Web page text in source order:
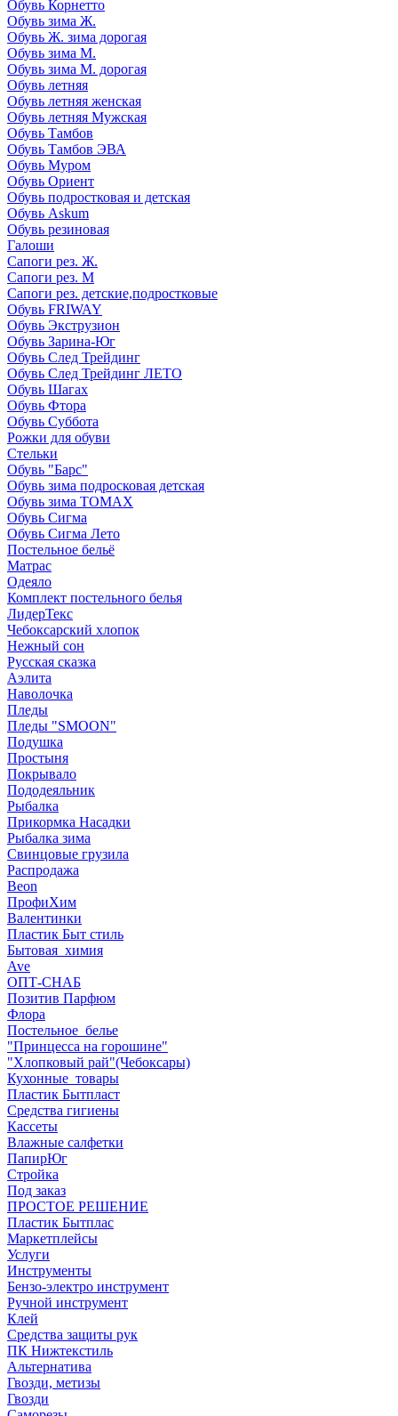
Обувь Корнетто
Обувь зима Ж.
Обувь Ж. зима дорогая
Обувь зима М.
Обувь зима М. дорогая
Обувь летняя
Обувь летняя женская
Обувь летняя Мужская
Обувь Тамбов
Обувь Тамбов ЭВА
Обувь Муром
Обувь Ориент
Обувь подростковая и детская
Обувь Askum
Обувь резиновая
Галоши
Сапоги рез. Ж.
Сапоги рез. М
Сапоги рез. детские,подростковые
Обувь FRIWAY
Обувь Экструзион
Обувь Зарина-Юг
Обувь След Трейдинг
Обувь След Трейдинг ЛЕТО
Обувь Шагах
Обувь Фтора
Обувь Суббота
Рожки для обуви
Стельки
Обувь "Барс"
Обувь зима подросковая детская
Обувь зима ТОМАХ
Обувь Сигма
Обувь Сигма Лето
Постельное бельё
Матрас
Одеяло
Комплект постельного белья
ЛидерТекс
Чебоксарский хлопок
Нежный сон
Русская сказка
Аэлита
Наволочка
Пледы
Пледы "SMOON"
Подушка
Простыня
Покрывало
Пододеяльник
Рыбалка
Прикормка Насадки
Рыбалка зима
Свинцовые грузила
Распродажа
Beon
ПрофиХим
Валентинки
Пластик Быт стиль
Бытовая_химия
Ave
ОПТ-СНАБ
Позитив Парфюм
Флора
Постельное_белье
"Принцесса на горошине"
"Хлопковый рай"(Чебоксары)
Кухонные_товары
Пластик Бытпласт
Средства гигиены
Кассеты
Влажные салфетки
ПапирЮг
Стройка
Под заказ
ПРОСТОЕ РЕШЕНИЕ
Пластик Бытплас
Маркетплейсы
Услуги
Инструменты
Бензо-электро инструмент
Ручной инструмент
Клей
Средства защиты рук
ПК Нижтекстиль
Альтернатива
Гвозди, метизы
Гвозди